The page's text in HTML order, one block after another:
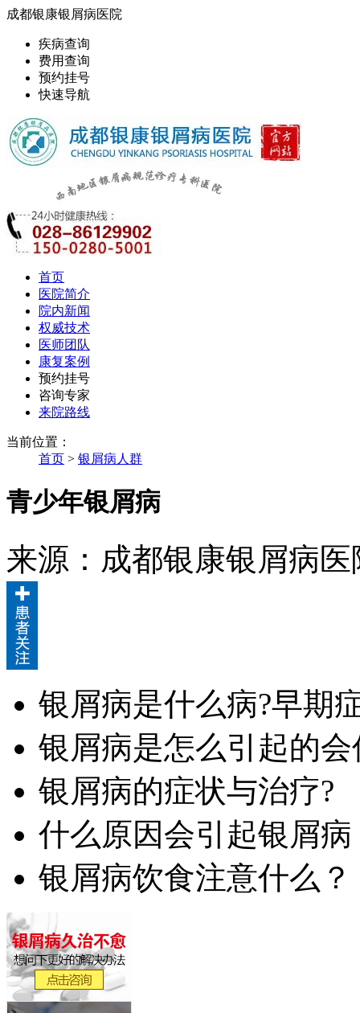
成都银康银屑病医院
疾病查询
费用查询
预约挂号
快速导航
首页
医院简介
院内新闻
权威技术
医师团队
康复案例
预约挂号
咨询专家
来院路线
当前位置：
首页 > 银屑病人群
青少年银屑病
来源：成都银康银屑病医
银屑病是什么病?早期
银屑病是怎么引起的
银屑病的症状与治疗?
什么原因会引起银屑病
银屑病饮食注意什么？